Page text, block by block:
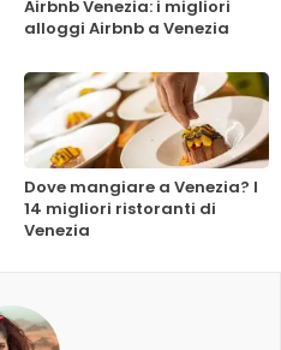
Airbnb Venezia: i migliori
alloggi Airbnb a Venezia
Dove mangiare a Venezia? I
14 migliori ristoranti di
Venezia